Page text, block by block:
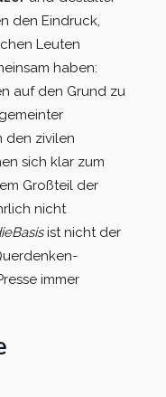
den Eindruck,
Leuten
haben:
auf den Grund zu
den zivilen
sich klar zum
Großteil der
nicht
ist nicht der
immer